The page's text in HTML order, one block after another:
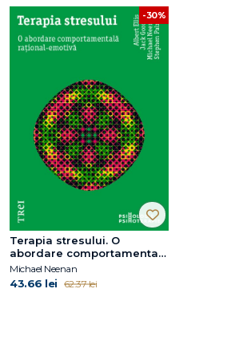
-30%
Terapia stresului. O
abordare comportamentală
rațional-emotivă
Michael Neenan
43.66 lei 62.37 lei